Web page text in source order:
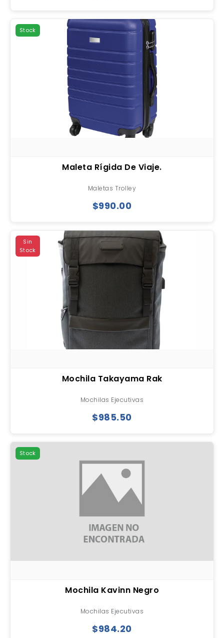
Stock
Maleta Rígida De Viaje.
Maletas Trolley
$990.00
Sin
Stock
Mochila Takayama Rak
Mochilas Ejecutivas
$985.50
Stock
Mochila Kavinn Negro
Mochilas Ejecutivas
$984.20